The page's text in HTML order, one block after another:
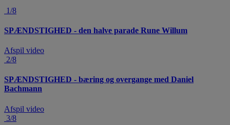
1/8
SPÆNDSTIGHED - den halve parade Rune Willum
Afspil video
2/8
SPÆNDSTIGHED - bæring og overgange med Daniel
Bachmann
Afspil video
3/8